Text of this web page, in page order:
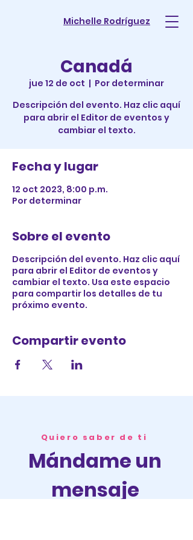
Michelle Rodríguez
Canadá
jue 12 de oct
  |
Por determinar
Descripción del evento. Haz clic aquí
para abrir el Editor de eventos y
cambiar el texto.
Fecha y lugar
12 oct 2023, 8:00 p.m.
Por determinar
Sobre el evento
Descripción del evento. Haz clic aquí
para abrir el Editor de eventos y
cambiar el texto. Usa este espacio
para compartir los detalles de tu
próximo evento.
Compartir evento
Quiero saber de ti
Mándame un
mensaje